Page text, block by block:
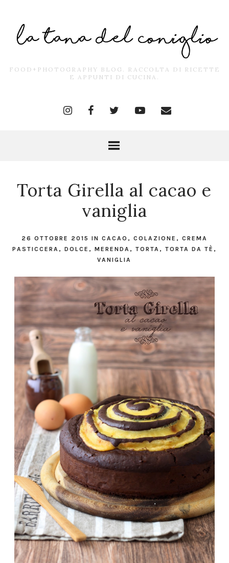
FOOD+PHOTOGRAPHY BLOG. RACCOLTA DI RICETTE
E APPUNTI DI CUCINA.
Torta Girella al cacao e
vaniglia
26 OTTOBRE 2015 IN CACAO , COLAZIONE , CREMA
PASTICCERA , DOLCE , MERENDA , TORTA , TORTA DA TÈ ,
VANIGLIA